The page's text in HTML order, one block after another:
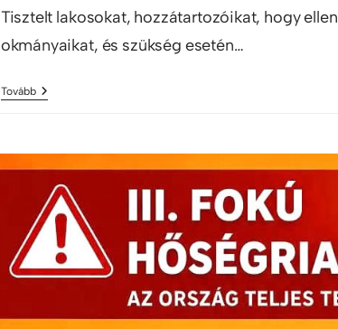
Tisztelt lakosokat, hozzátartozóikat, hogy
okmányaikat, és szükség esetén…
Tovább